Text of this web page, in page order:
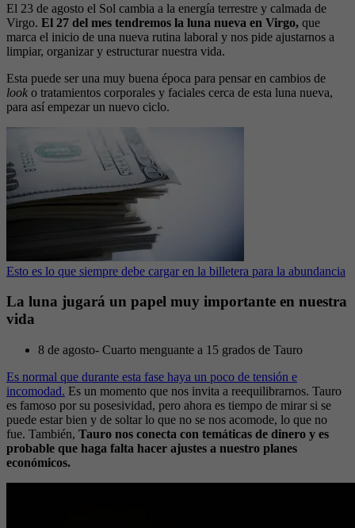
El 23 de agosto el Sol cambia a la energía terrestre y calmada de
Virgo. El 27 del mes tendremos la luna nueva en Virgo, que
marca el inicio de una nueva rutina laboral y nos pide ajustarnos a
limpiar, organizar y estructurar nuestra vida.
Esta puede ser una muy buena época para pensar en cambios de
look o tratamientos corporales y faciales cerca de esta luna nueva,
para así empezar un nuevo ciclo.
Esto es lo que siempre debe cargar en la billetera para la abundancia
La luna jugará un papel muy importante en nuestra
vida
8 de agosto- Cuarto menguante a 15 grados de Tauro
Es normal que durante esta fase haya un poco de tensión e
incomodad. Es un momento que nos invita a reequilibrarnos. Tauro
es famoso por su posesividad, pero ahora es tiempo de mirar si se
puede estar bien y de soltar lo que no se nos acomode, lo que no
fue. También, Tauro nos conecta con temáticas de dinero y es
probable que haga falta hacer ajustes a nuestro planes
económicos.